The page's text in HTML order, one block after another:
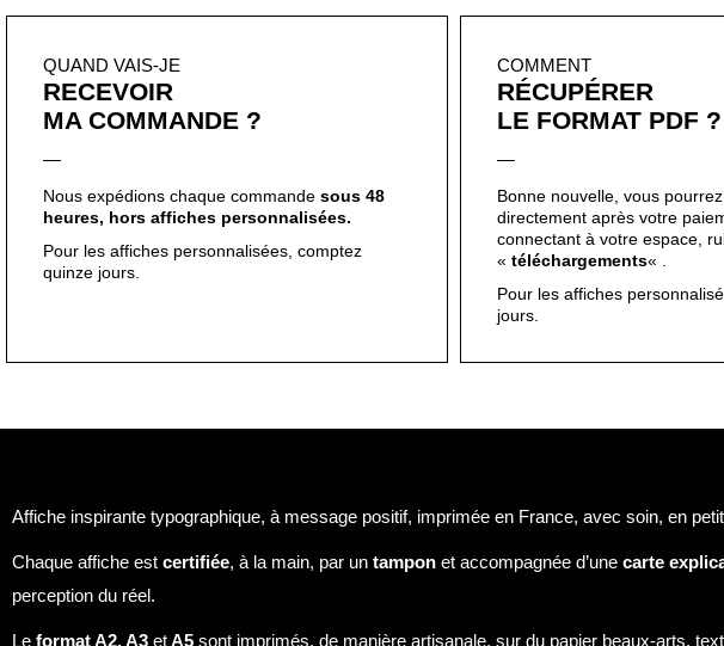
QUAND VAIS-JE
RECEVOIR
MA COMMANDE ?
Nous expédions chaque commande sous 48
heures, hors affiches personnalisées.
Pour les affiches personnalisées, comptez
quinze jours.
COMMENT
RÉCUPÉRER
LE FORMAT PDF ?
Bonne nouvelle, vous
directement après votre
connectant à votre espace,
« téléchargements« .
Pour les affiches
jours.
Affiche inspirante typographique, à message positif, imprimée en France, avec soin, en
Chaque affiche est certifiée, à la main, par un tampon et accompagnée d’une carte
perception du réel.
Le format A2, A3 etA5 sont imprimés, de manière artisanale, sur du papier beaux-arts,